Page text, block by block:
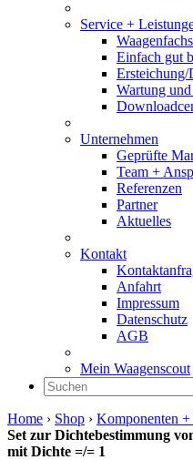
Service +
Einfach gut
Wartung
Unternehmen
Geprüfte
Team +
Referenzen
Partner
Aktuelles
Kontakt
Anfahrt
Impressum
Datenschutz
AGB
Mein Waagenscout
Home › Shop › Komponenten
Set zur Dichtebestimmung
mit Dichte =/= 1